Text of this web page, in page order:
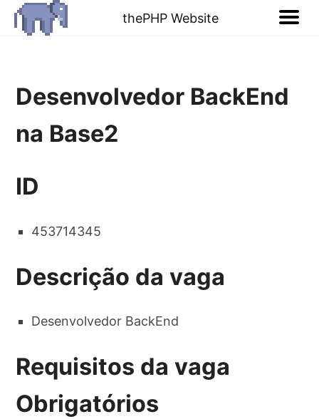
thePHP Website
Desenvolvedor BackEnd
na Base2
ID
453714345
Descrição da vaga
Desenvolvedor BackEnd
Requisitos da vaga
Obrigatórios